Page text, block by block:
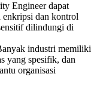
Engineer dapat
enkripsi dan kontrol
dilindungi di
industri memiliki
yang spesifik, dan
organisasi